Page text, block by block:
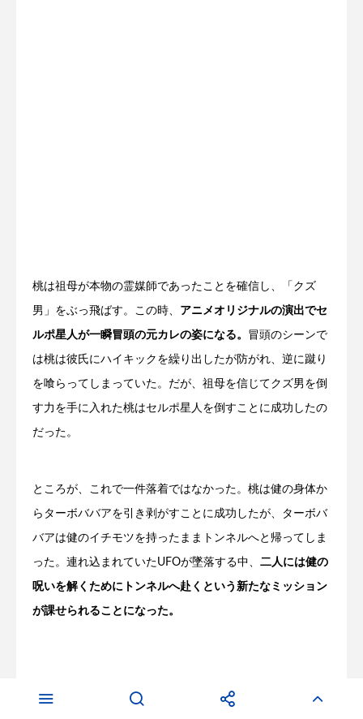
桃は祖母が本物の霊媒師であったことを確信し、「クズ
男」をぶっ飛ばす。この時、 アニメオリジナルの演出でセ
ルポ星人が一瞬冒頭の元カレの姿になる。 冒頭のシーンで
は桃は彼氏にハイキックを繰り出したが防がれ、逆に蹴り
を喰らってしまっていた。だが、祖母を信じてクズ男を倒
す力を手に入れた桃はセルポ星人を倒すことに成功したの
だった。
ところが、これで一件落着ではなかった。桃は健の身体か
らターボババアを引き剥がすことに成功したが、ターボバ
バアは健のイチモツを持ったままトンネルへと帰ってしま
った。連れ込まれていたUFOが墜落する中、 二人には健の
呪いを解くためにトンネルへ赴くという新たなミッション
が課せられることになった。